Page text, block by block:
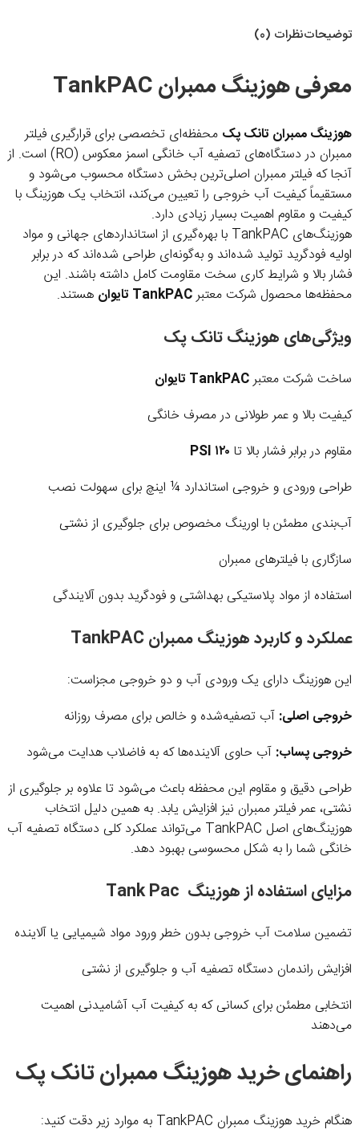
توضیحاتنظرات (0)
معرفی هوزینگ ممبران TankPAC
هوزینگ ممبران تانک پک محفظه‌ای تخصصی برای قرارگیری فیلتر
ممبران در دستگاه‌های تصفیه آب خانگی اسمز معکوس (RO) است. از
آنجا که فیلتر ممبران اصلی‌ترین بخش دستگاه محسوب می‌شود و
مستقیماً کیفیت آب خروجی را تعیین می‌کند، انتخاب یک هوزینگ با
کیفیت و مقاوم اهمیت بسیار زیادی دارد.
هوزینگ‌های TankPAC با بهره‌گیری از استانداردهای جهانی و مواد
اولیه فودگرید تولید شده‌اند و به‌گونه‌ای طراحی شده‌اند که در برابر
فشار بالا و شرایط کاری سخت مقاومت کامل داشته باشند. این
محفظه‌ها محصول شرکت معتبرTankPAC تایوان هستند.
ویژگی‌های هوزینگ تانک پک
ساخت شرکت معتبرTankPAC تایوان
کیفیت بالا و عمر طولانی در مصرف خانگی
مقاوم در برابر فشار بالا تا ۱۲۰ PSI
طراحی ورودی و خروجی استاندارد ¼ اینچ برای سهولت نصب
آب‌بندی مطمئن با اورینگ مخصوص برای جلوگیری از نشتی
سازگاری با فیلترهای ممبران
استفاده از مواد پلاستیکی بهداشتی و فودگرید بدون آلایندگی
عملکرد و کاربرد هوزینگ ممبران TankPAC
این هوزینگ دارای یک ورودی آب و دو خروجی مجزاست:
خروجی اصلی: آب تصفیه‌شده و خالص برای مصرف روزانه
خروجی پساب: آب حاوی آلاینده‌ها که به فاضلاب هدایت می‌شود
طراحی دقیق و مقاوم این محفظه باعث می‌شود تا علاوه بر جلوگیری از
نشتی، عمر فیلتر ممبران نیز افزایش یابد. به همین دلیل انتخاب
هوزینگ‌های اصل TankPAC می‌تواند عملکرد کلی دستگاه تصفیه آب
خانگی شما را به شکل محسوسی بهبود دهد.
مزایای استفاده از هوزینگ Tank Pac
تضمین سلامت آب خروجی بدون خطر ورود مواد شیمیایی یا آلاینده
افزایش راندمان دستگاه تصفیه آب و جلوگیری از نشتی
انتخابی مطمئن برای کسانی که به کیفیت آب آشامیدنی اهمیت
می‌دهند
راهنمای خرید هوزینگ ممبران تانک پک
هنگام خرید هوزینگ ممبران TankPAC به موارد زیر دقت کنید: